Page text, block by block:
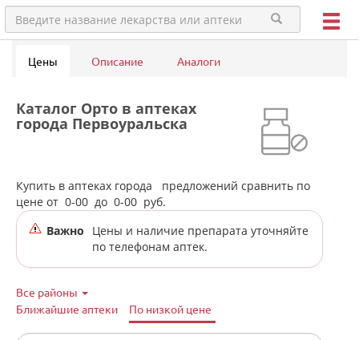
Цены Описание Аналоги
Каталог Орто в аптеках
города Первоуральска
Купить в аптеках города
предложений сравнить по
цене от 0-00 до 0-00 руб.
Важно
Цены и наличие препарата уточняйте
по телефонам аптек.
Все районы
Ближайшие аптеки
По низкой цене